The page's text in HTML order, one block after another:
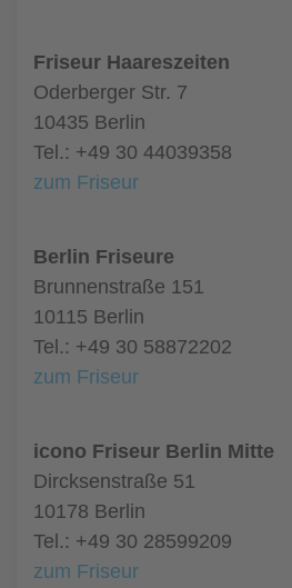
Friseur Haareszeiten
Oderberger Str. 7
10435 Berlin
Tel.: +49 30 44039358
zum Friseur
Berlin Friseure
Brunnenstraße 151
10115 Berlin
Tel.: +49 30 58872202
zum Friseur
icono Friseur Berlin Mitte
Dircksenstraße 51
10178 Berlin
Tel.: +49 30 28599209
zum Friseur